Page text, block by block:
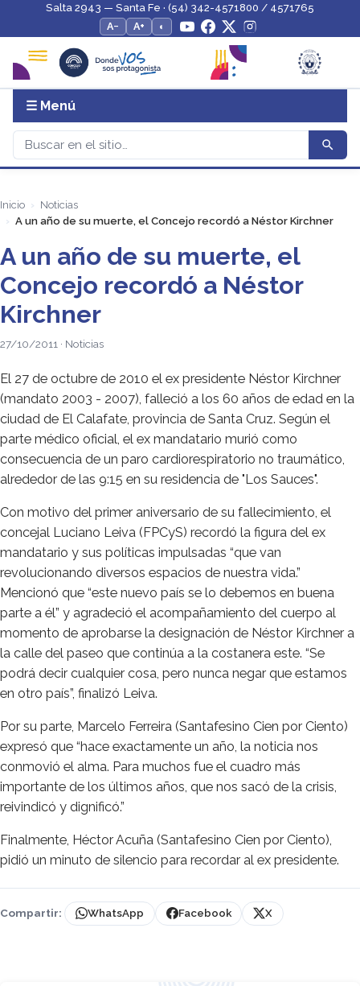
Salta 2943 — Santa Fe · (54) 342-4571800 / 4571765
A−
A+ ◐
☰ Menú
Inicio
Noticias
A un año de su muerte, el Concejo recordó a Néstor Kirchner
A un año de su muerte, el
Concejo recordó a Néstor
Kirchner
27/10/2011 · Noticias
El 27 de octubre de 2010 el ex presidente Néstor Kirchner
(mandato 2003 - 2007), falleció a los 60 años de edad en la
ciudad de El Calafate, provincia de Santa Cruz. Según el
parte médico oficial, el ex mandatario murió como
consecuencia de un paro cardiorespiratorio no traumático,
alrededor de las 9:15 en su residencia de "Los Sauces".
Con motivo del primer aniversario de su fallecimiento, el
concejal Luciano Leiva (FPCyS) recordó la figura del ex
mandatario y sus políticas impulsadas “que van
revolucionando diversos espacios de nuestra vida.”
Mencionó que “este nuevo país se lo debemos en buena
parte a él” y agradeció el acompañamiento del cuerpo al
momento de aprobarse la designación de Néstor Kirchner a
la calle del paseo que continúa a la costanera este. “Se
podrá decir cualquier cosa, pero nunca negar que estamos
en otro país”, finalizó Leiva.
Por su parte, Marcelo Ferreira (Santafesino Cien por Ciento)
expresó que “hace exactamente un año, la noticia nos
conmovió el alma. Para muchos fue el cuadro más
importante de los últimos años, que nos sacó de la crisis,
reivindicó y dignificó.”
Finalmente, Héctor Acuña (Santafesino Cien por Ciento),
pidió un minuto de silencio para recordar al ex presidente.
Compartir: WhatsApp Facebook X